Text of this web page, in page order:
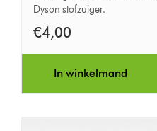
te
verwijderen
adapter
Dyson stofzuiger.
€4,00
In winkelmand